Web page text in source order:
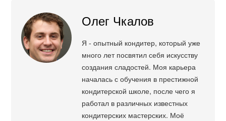
Олег Чкалов
Я - опытный кондитер, который уже
много лет посвятил себя искусству
создания сладостей. Моя карьера
началась с обучения в престижной
кондитерской школе, после чего я
работал в различных известных
кондитерских мастерских. Моё